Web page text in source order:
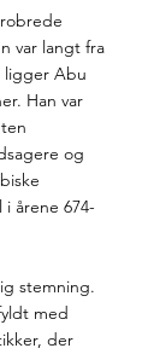
var langt fra
Abu
Han var
og
årene 674-
stemning.
med
der